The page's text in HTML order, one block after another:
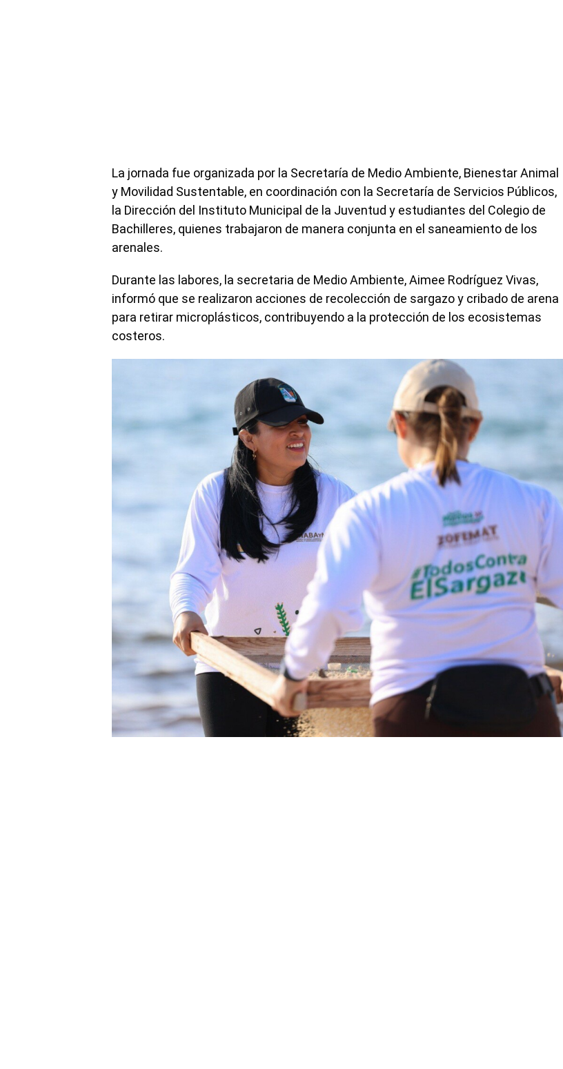
La jornada fue organizada por la Secretaría de Medio Ambiente, Bienestar Animal
y Movilidad Sustentable, en coordinación con la Secretaría de Servicios Públicos,
la Dirección del Instituto Municipal de la Juventud y estudiantes del Colegio de
Bachilleres, quienes trabajaron de manera conjunta en el saneamiento de los
arenales.
Durante las labores, la secretaria de Medio Ambiente, Aimee Rodríguez Vivas,
informó que se realizaron acciones de recolección de sargazo y cribado de arena
para retirar microplásticos, contribuyendo a la protección de los ecosistemas
costeros.